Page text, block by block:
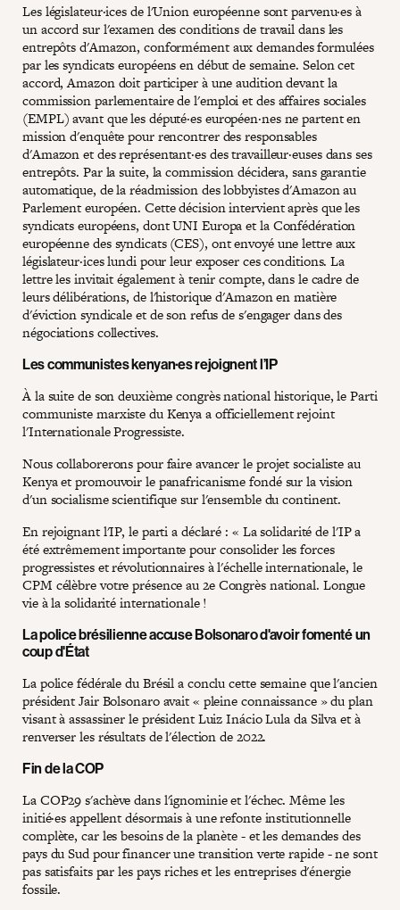
Les législateur·ices de l'Union européenne sont parvenu·es à
un accord sur l'examen des conditions de travail dans les
entrepôts d'Amazon, conformément aux demandes formulées
par les syndicats européens en début de semaine. Selon cet
accord, Amazon doit participer à une audition devant la
commission parlementaire de l'emploi et des affaires sociales
(EMPL) avant que les député·es européen·nes ne partent en
mission d'enquête pour rencontrer des responsables
d'Amazon et des représentant·es des travailleur·euses dans ses
entrepôts. Par la suite, la commission décidera, sans garantie
automatique, de la réadmission des lobbyistes d'Amazon au
Parlement européen. Cette décision intervient après que les
syndicats européens, dont UNI Europa et la Confédération
européenne des syndicats (CES), ont envoyé une lettre aux
législateur·ices lundi pour leur exposer ces conditions. La
lettre les invitait également à tenir compte, dans le cadre de
leurs délibérations, de l'historique d'Amazon en matière
d'éviction syndicale et de son refus de s'engager dans des
négociations collectives.
Les communistes kenyan·es rejoignent l’IP
À la suite de son deuxième congrès national historique, le Parti
communiste marxiste du Kenya a officiellement rejoint
l'Internationale Progressiste.
Nous collaborerons pour faire avancer le projet socialiste au
Kenya et promouvoir le panafricanisme fondé sur la vision
d'un socialisme scientifique sur l'ensemble du continent.
En rejoignant l'IP, le parti a déclaré : « La solidarité de l'IP a
été extrêmement importante pour consolider les forces
progressistes et révolutionnaires à l'échelle internationale, le
CPM célèbre votre présence au 2e Congrès national. Longue
vie à la solidarité internationale !
La police brésilienne accuse Bolsonaro d'avoir fomenté un
coup d'État
La police fédérale du Brésil a conclu cette semaine que l'ancien
président Jair Bolsonaro avait « pleine connaissance » du plan
visant à assassiner le président Luiz Inácio Lula da Silva et à
renverser les résultats de l'élection de 2022.
Fin de la COP
La COP29 s'achève dans l'ignominie et l'échec. Même les
initié·es appellent désormais à une refonte institutionnelle
complète, car les besoins de la planète - et les demandes des
pays du Sud pour financer une transition verte rapide - ne sont
pas satisfaits par les pays riches et les entreprises d'énergie
fossile.